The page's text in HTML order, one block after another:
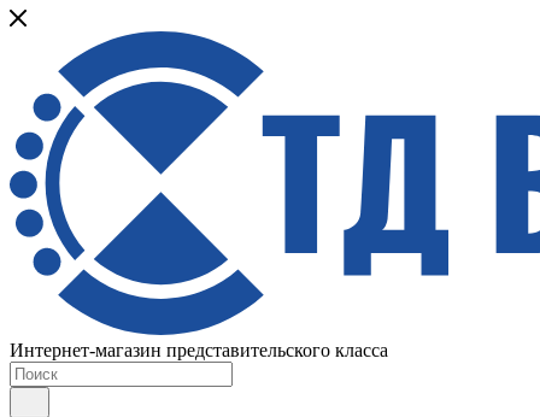
Интернет-магазин представительского класса